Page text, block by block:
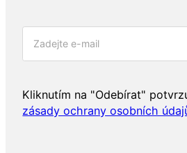
Kliknutím na "Odebírat"
zásady ochrany osobních